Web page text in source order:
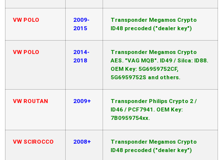
VW POLO
2009-
2015
Transponder Megamos Crypto
ID48 precoded ("dealer key")
VW POLO
2014-
2018
Transponder Megamos Crypto
AES. "VAG MQB". ID49 / Silca: ID88.
OEM Key: 5G6959752CF,
5G6959752S and others.
VW ROUTAN 2009+
Transponder Philips Crypto 2 /
ID46 / PCF7941. OEM Key:
7B0959754xx.
VW SCIROCCO 2008+
Transponder Megamos Crypto
ID48 precoded ("dealer key")